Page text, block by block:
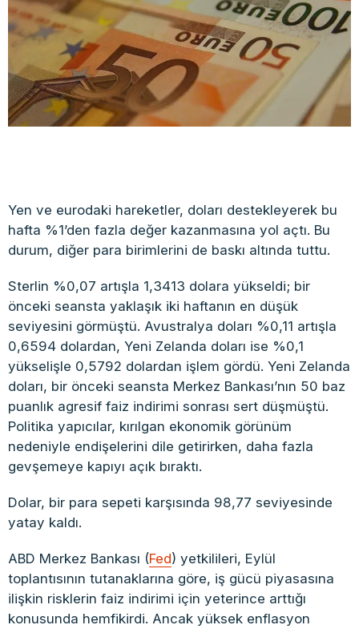
Yen ve eurodaki hareketler, doları destekleyerek bu
hafta %1’den fazla değer kazanmasına yol açtı. Bu
durum, diğer para birimlerini de baskı altında tuttu.
Sterlin %0,07 artışla 1,3413 dolara yükseldi; bir
önceki seansta yaklaşık iki haftanın en düşük
seviyesini görmüştü. Avustralya doları %0,11 artışla
0,6594 dolardan, Yeni Zelanda doları ise %0,1
yükselişle 0,5792 dolardan işlem gördü. Yeni Zelanda
doları, bir önceki seansta Merkez Bankası’nın 50 baz
puanlık agresif faiz indirimi sonrası sert düşmüştü.
Politika yapıcılar, kırılgan ekonomik görünüm
nedeniyle endişelerini dile getirirken, daha fazla
gevşemeye kapıyı açık bıraktı.
Dolar, bir para sepeti karşısında 98,77 seviyesinde
yatay kaldı.
ABD Merkez Bankası (Fed) yetkilileri, Eylül
toplantısının tutanaklarına göre, iş gücü piyasasına
ilişkin risklerin faiz indirimi için yeterince arttığı
konusunda hemfikirdi. Ancak yüksek enflasyon